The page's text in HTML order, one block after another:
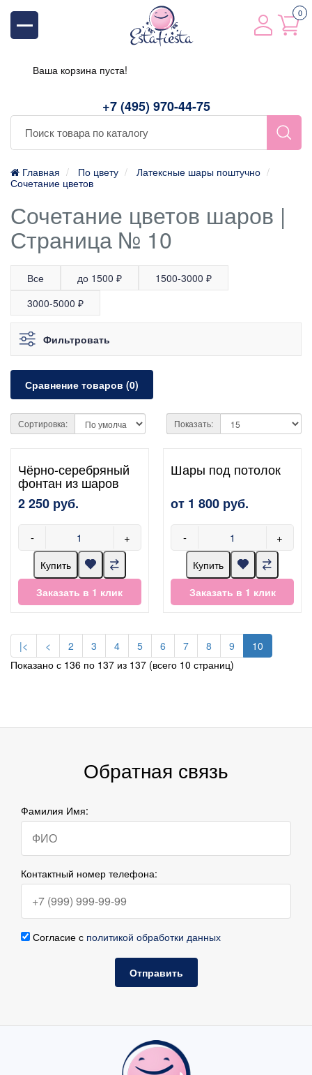
+7 (495) 970-44-75
0
Ваша корзина пуста!
Главная По цвету
Латексные шары поштучно
Сочетание цветов
Сочетание цветов шаров |
Страница № 10
Все до 1500 ₽
1500-3000 ₽
3000-5000 ₽
Фильтровать
Сравнение товаров (0)
Сортировка: Показать:
Чёрно-серебряный
фонтан из шаров
2 250 руб.
- +
Купить
Заказать в 1 клик
Шары под потолок
от 1 800 руб.
- +
Купить
Заказать в 1 клик
|< < 2 3 4 5 6 7 8 9
10
Показано с 136 по 137 из 137 (всего 10 страниц)
Обратная связь
Фамилия Имя:
Контактный номер телефона:
Согласие с политикой обработки данных
Отправить